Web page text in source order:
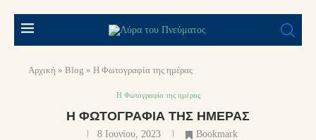
Αρχική » Blog » Η Φωτογραφία της ημέρας
Η Φωτογραφία της ημέρας
Η ΦΩΤΟΓΡΑΦΊΑ ΤΗΣ ΗΜΈΡΑΣ
8 Ιουνίου, 2023 Bookmark